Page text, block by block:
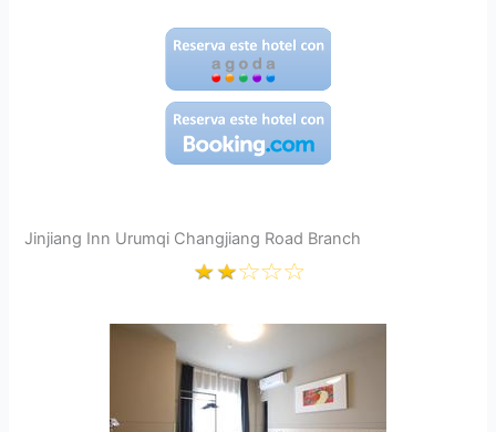
Jinjiang Inn Urumqi Changjiang Road Branch